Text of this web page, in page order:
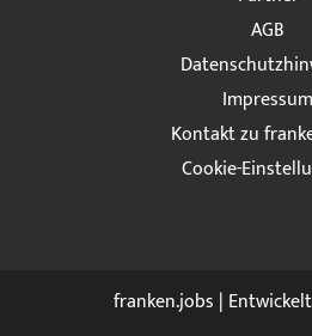
AGB
Impressum
Kontakt zu
Cookie-
franken.jobs |